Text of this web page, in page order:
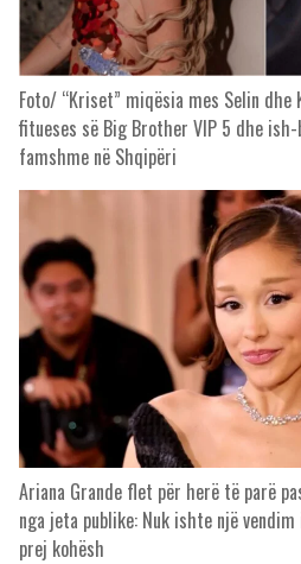
Foto/ “Kriset” miqësia mes Selin
fitueses së Big Brother VIP 5 dhe
famshme në Shqipëri
Ariana Grande flet për herë të parë
nga jeta publike: Nuk ishte një
prej kohësh